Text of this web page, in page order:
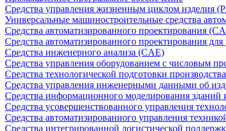
Средства управления жизненным циклом изделия
Универсальные машиностроительные средства
Средства автоматизированного проектирования
Средства автоматизированного проектирования
Средства инженерного анализа (CAE)
Средства управления оборудованием с числовым
Средства технологической подготовки
Средства управления инженерными данными об
Средства информационного моделирования
Средства усовершенствованного управления
Средства автоматизированного управления
Средства интегрированной логистической